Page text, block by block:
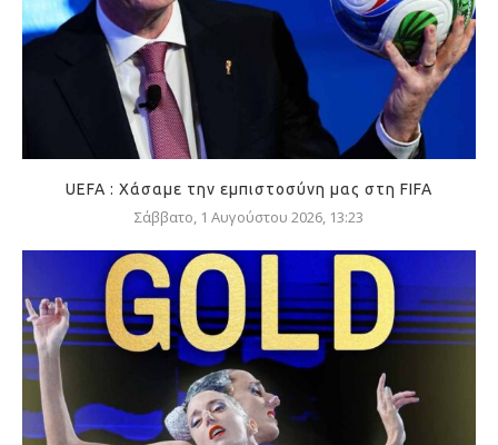
UEFA : Χάσαμε την εμπιστοσύνη μας στη FIFA
Σάββατο, 1 Αυγούστου 2026, 13:23